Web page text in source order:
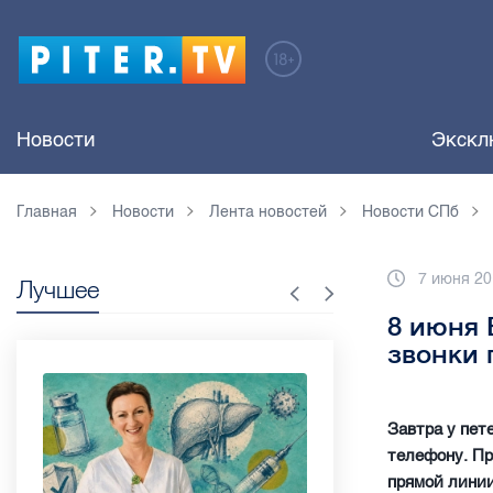
Новости
Главная Новости Лента новостей Новости СПб
7 июня
8 июня
звонки
Завтра у
телефону.
прямой
Лучшее